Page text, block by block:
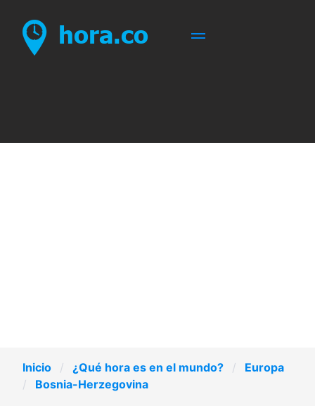
Inicio ¿Qué hora es en el mundo?
Europa
Bosnia-Herzegovina